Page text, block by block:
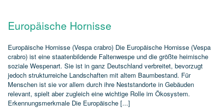
Europäische Hornisse
Europäische Hornisse (Vespa crabro) Die Europäische Hornisse (Vespa
crabro) ist eine staatenbildende Faltenwespe und die größte heimische
soziale Wespenart. Sie ist in ganz Deutschland verbreitet, bevorzugt
jedoch strukturreiche Landschaften mit altem Baumbestand. Für
Menschen ist sie vor allem durch ihre Neststandorte in Gebäuden
relevant, spielt aber zugleich eine wichtige Rolle im Ökosystem.
Erkennungsmerkmale Die Europäische [...]